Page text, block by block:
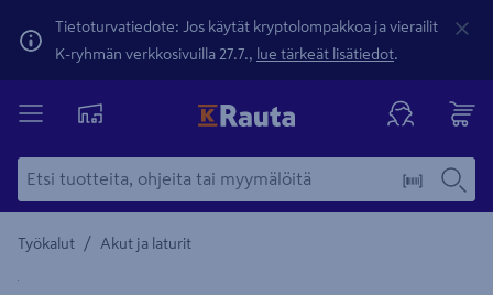
Tietoturvatiedote: Jos käytät kryptolompakkoa ja vierailit
K-ryhmän verkkosivuilla 27.7., lue tärkeät lisätiedot.
Työkalut / Akut ja laturit
Yksityiskohtainen kuvaus löytyy Tuotteen kuvaus -